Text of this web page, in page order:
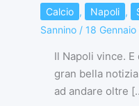
Calcio , Napoli ,
Sannino / 18
Il Napoli vince.
gran bella
ad andare oltre